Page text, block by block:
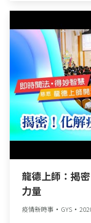
龍德上師：揭
力量
疫情新時事 GYS